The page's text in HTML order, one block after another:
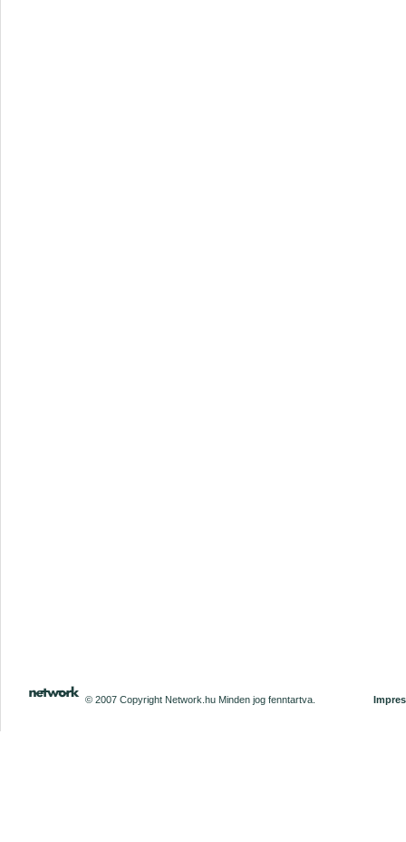
© 2007 Copyright Network.hu Minden jog fenntartva.